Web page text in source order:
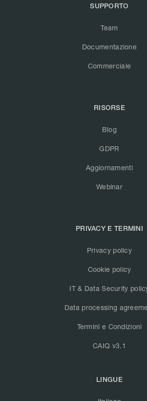
SUPPORTO
Team
Documentazione
Commerciale
RISORSE
Blog
GDPR
Aggiornamenti
Webinar
PRIVACY E TERMINI
Privacy policy
Cookie policy
IT & Data Security
Data processing
Termini e Condizioni
CAIQ v3.1
LINGUE